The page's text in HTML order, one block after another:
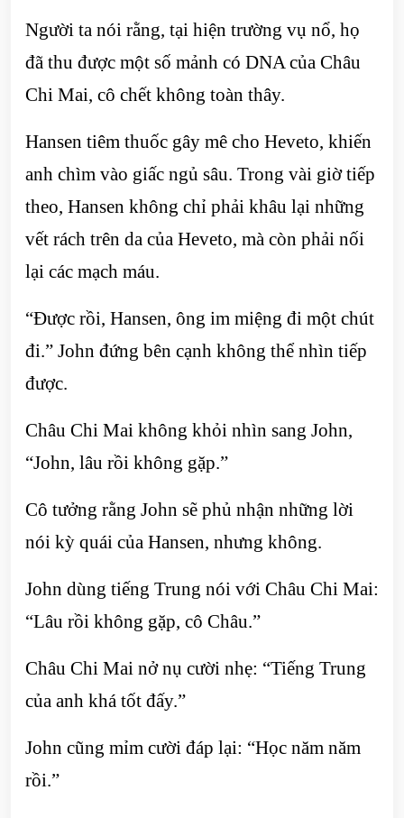
Người ta nói rằng, tại hiện trường vụ nổ, họ
đã thu được một số mảnh có DNA của Châu
Chi Mai, cô chết không toàn thây.
Hansen tiêm thuốc gây mê cho Heveto, khiến
anh chìm vào giấc ngủ sâu. Trong vài giờ tiếp
theo, Hansen không chỉ phải khâu lại những
vết rách trên da của Heveto, mà còn phải nối
lại các mạch máu.
“Được rồi, Hansen, ông im miệng đi một chút
đi.” John đứng bên cạnh không thể nhìn tiếp
được.
Châu Chi Mai không khỏi nhìn sang John,
“John, lâu rồi không gặp.”
Cô tưởng rằng John sẽ phủ nhận những lời
nói kỳ quái của Hansen, nhưng không.
John dùng tiếng Trung nói với Châu Chi Mai:
“Lâu rồi không gặp, cô Châu.”
Châu Chi Mai nở nụ cười nhẹ: “Tiếng Trung
của anh khá tốt đấy.”
John cũng mỉm cười đáp lại: “Học năm năm
rồi.”